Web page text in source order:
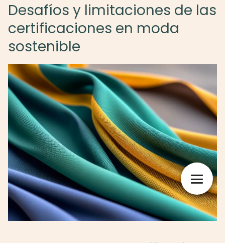
Desafíos y limitaciones de las
certificaciones en moda
sostenible